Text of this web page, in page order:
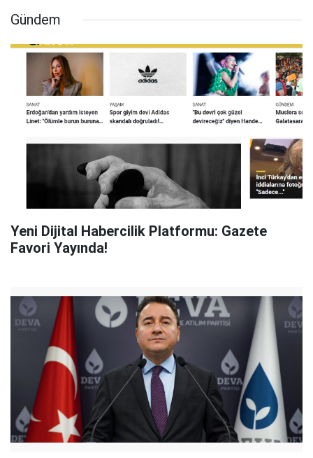
Gündem
Yeni Dijital Habercilik Platformu: Gazete
Favori Yayında!